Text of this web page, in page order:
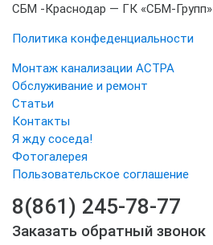
СБМ -Краснодар — ГК «СБМ-Групп»
Политика конфеденциальности
Монтаж канализации АСТРА
Обслуживание и ремонт
Статьи
Контакты
Я жду соседа!
Фотогалерея
Пользовательское соглашение
8(861) 245-78-77
Заказать обратный звонок